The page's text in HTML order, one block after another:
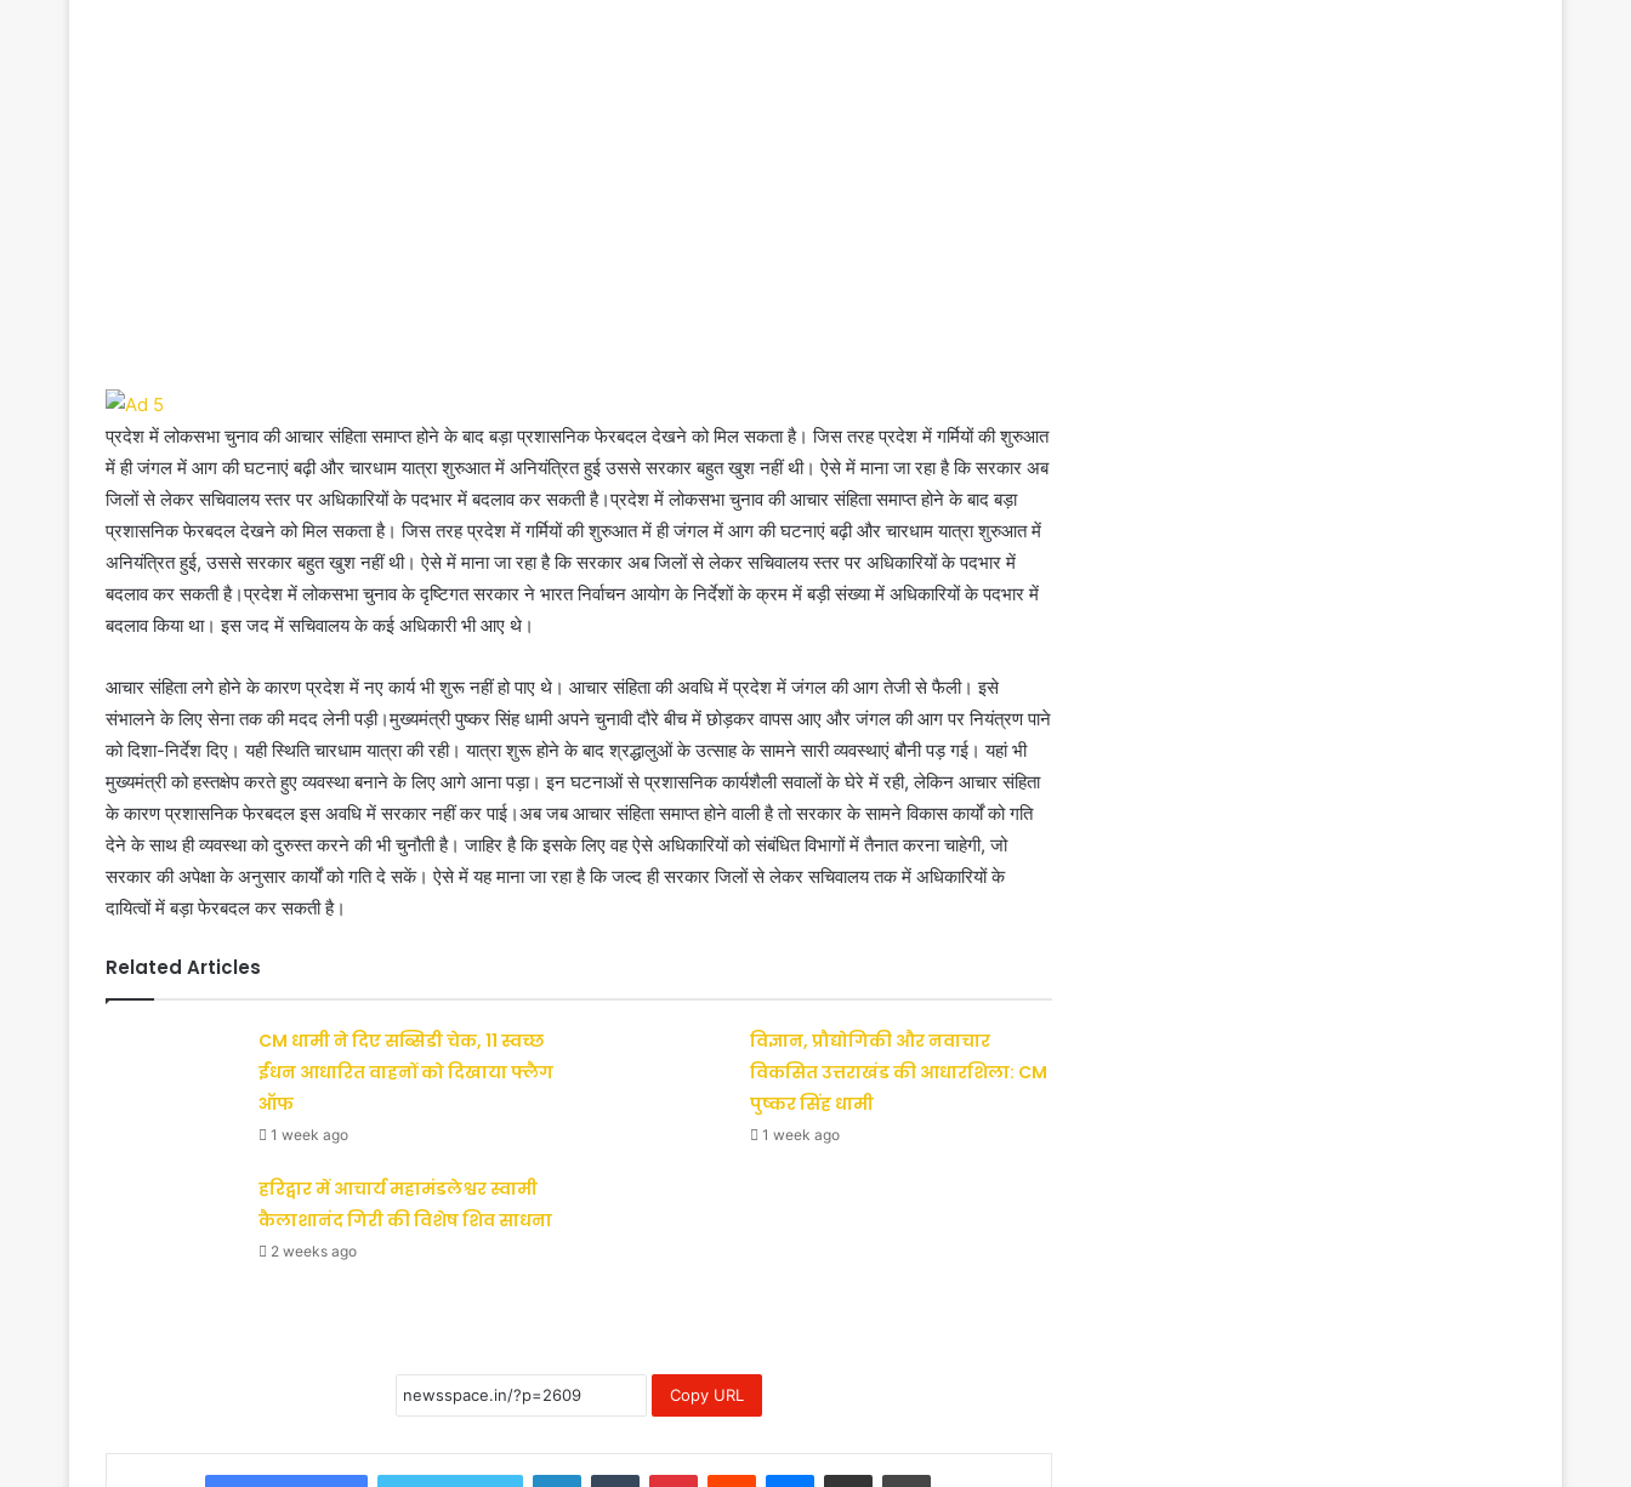
प्रदेश में लोकसभा चुनाव की आचार संहिता समाप्त होने के बाद बड़ा प्रशासनिक फेरबदल देखने को मिल सकता है। जिस तरह प्रदेश में गर्मियों की शुरुआत
में ही जंगल में आग की घटनाएं बढ़ी और चारधाम यात्रा शुरुआत में अनियंत्रित हुई उससे सरकार बहुत खुश नहीं थी। ऐसे में माना जा रहा है कि सरकार अब
जिलों से लेकर सचिवालय स्तर पर अधिकारियों के पदभार में बदलाव कर सकती है।प्रदेश में लोकसभा चुनाव की आचार संहिता समाप्त होने के बाद बड़ा
प्रशासनिक फेरबदल देखने को मिल सकता है। जिस तरह प्रदेश में गर्मियों की शुरुआत में ही जंगल में आग की घटनाएं बढ़ी और चारधाम यात्रा शुरुआत में
अनियंत्रित हुई, उससे सरकार बहुत खुश नहीं थी। ऐसे में माना जा रहा है कि सरकार अब जिलों से लेकर सचिवालय स्तर पर अधिकारियों के पदभार में
बदलाव कर सकती है।प्रदेश में लोकसभा चुनाव के दृष्टिगत सरकार ने भारत निर्वाचन आयोग के निर्देशों के क्रम में बड़ी संख्या में अधिकारियों के पदभार में
बदलाव किया था। इस जद में सचिवालय के कई अधिकारी भी आए थे।
आचार संहिता लगे होने के कारण प्रदेश में नए कार्य भी शुरू नहीं हो पाए थे। आचार संहिता की अवधि में प्रदेश में जंगल की आग तेजी से फैली। इसे
संभालने के लिए सेना तक की मदद लेनी पड़ी।मुख्यमंत्री पुष्कर सिंह धामी अपने चुनावी दौरे बीच में छोड़कर वापस आए और जंगल की आग पर नियंत्रण पाने
को दिशा-निर्देश दिए। यही स्थिति चारधाम यात्रा की रही। यात्रा शुरू होने के बाद श्रद्धालुओं के उत्साह के सामने सारी व्यवस्थाएं बौनी पड़ गई। यहां भी
मुख्यमंत्री को हस्तक्षेप करते हुए व्यवस्था बनाने के लिए आगे आना पड़ा। इन घटनाओं से प्रशासनिक कार्यशैली सवालों के घेरे में रही, लेकिन आचार संहिता
के कारण प्रशासनिक फेरबदल इस अवधि में सरकार नहीं कर पाई।अब जब आचार संहिता समाप्त होने वाली है तो सरकार के सामने विकास कार्यों को गति
देने के साथ ही व्यवस्था को दुरुस्त करने की भी चुनौती है। जाहिर है कि इसके लिए वह ऐसे अधिकारियों को संबंधित विभागों में तैनात करना चाहेगी, जो
सरकार की अपेक्षा के अनुसार कार्यों को गति दे सकें। ऐसे में यह माना जा रहा है कि जल्द ही सरकार जिलों से लेकर सचिवालय तक में अधिकारियों के
दायित्वों में बड़ा फेरबदल कर सकती है।
Related Articles
CM धामी ने दिए सब्सिडी चेक, 11 स्वच्छ
ईंधन आधारित वाहनों को दिखाया फ्लैग
ऑफ
1 week ago
विज्ञान, प्रौद्योगिकी और नवाचार
विकसित उत्तराखंड की आधारशिला: CM
पुष्कर सिंह धामी
1 week ago
हरिद्वार में आचार्य महामंडलेश्वर स्वामी
कैलाशानंद गिरी की विशेष शिव साधना
2 weeks ago
Copy URL
LinkedInTumblr PinterestReddit Messenger
Share via Email Print